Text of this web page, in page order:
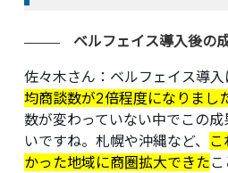
ベルフェイス導入後の
佐々木さん： ベルフェイス導
均商談数が2倍程度になりまし
数が変わっていない中でこの
いですね。札幌や沖縄など、
かった地域に商圏拡大できた